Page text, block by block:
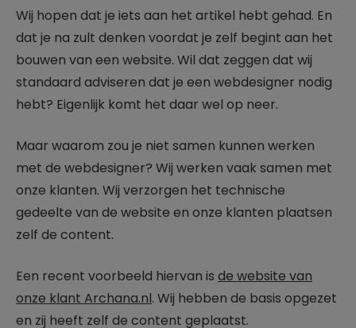
Wij hopen dat je iets aan het artikel hebt gehad. En
dat je na zult denken voordat je zelf begint aan het
bouwen van een website. Wil dat zeggen dat wij
standaard adviseren dat je een webdesigner nodig
hebt? Eigenlijk komt het daar wel op neer.
Maar waarom zou je niet samen kunnen werken
met de webdesigner? Wij werken vaak samen met
onze klanten. Wij verzorgen het technische
gedeelte van de website en onze klanten plaatsen
zelf de content.
Een recent voorbeeld hiervan is de website van
onze klant Archana.nl. Wij hebben de basis opgezet
en zij heeft zelf de content geplaatst.